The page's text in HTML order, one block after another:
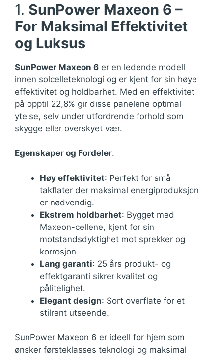
1. SunPower Maxeon 6 –
For Maksimal Effektivitet
og Luksus
SunPower Maxeon 6 er en ledende modell
innen solcelleteknologi og er kjent for sin høye
effektivitet og holdbarhet. Med en effektivitet
på opptil 22,8% gir disse panelene optimal
ytelse, selv under utfordrende forhold som
skygge eller overskyet vær.
Egenskaper og Fordeler:
Høy effektivitet: Perfekt for små
takflater der maksimal energiproduksjon
er nødvendig.
Ekstrem holdbarhet: Bygget med
Maxeon-cellene, kjent for sin
motstandsdyktighet mot sprekker og
korrosjon.
Lang garanti: 25 års produkt- og
effektgaranti sikrer kvalitet og
pålitelighet.
Elegant design: Sort overflate for et
stilrent utseende.
SunPower Maxeon 6 er ideell for hjem som
ønsker førsteklasses teknologi og maksimal